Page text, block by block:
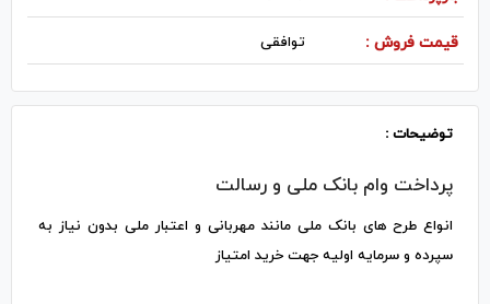
قیمت فروش : توافقی
توضیحات :
پرداخت وام بانک ملی و رسالت
انواع طرح های بانک ملی مانند مهربانی و اعتبار ملی بدون نیاز به
سپرده و سرمایه اولیه جهت خرید امتیاز